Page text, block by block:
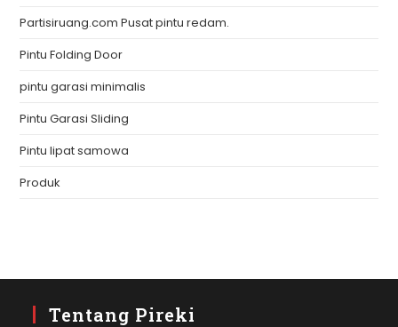
Partisiruang.com Pusat pintu redam.
Pintu Folding Door
pintu garasi minimalis
Pintu Garasi Sliding
Pintu lipat samowa
Produk
Tentang Pireki